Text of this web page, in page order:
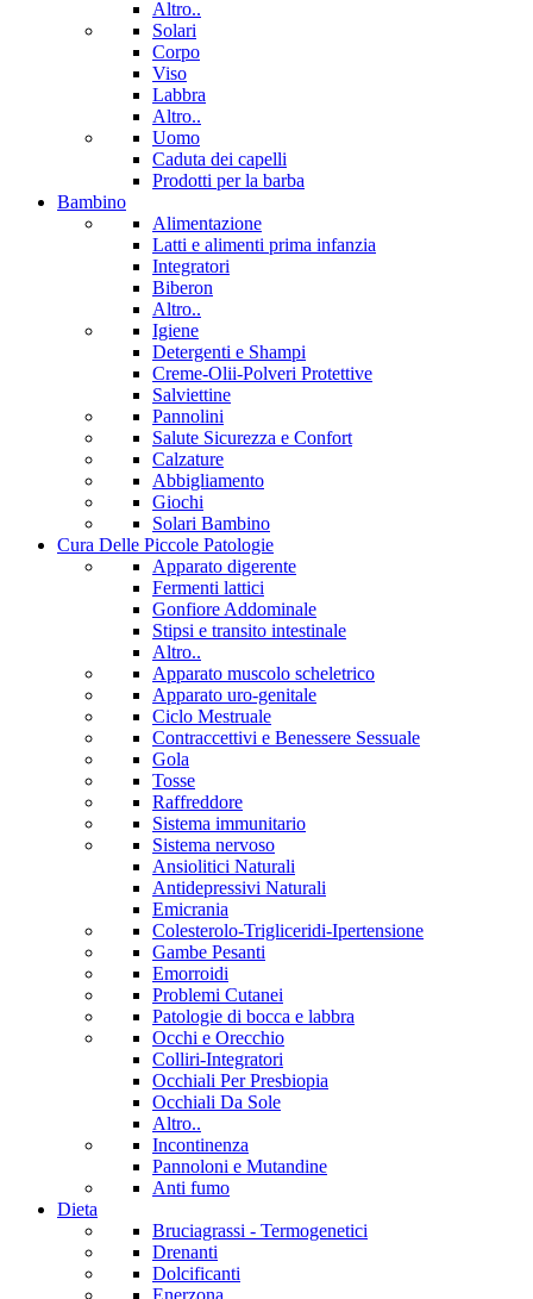
Altro..
Solari
Corpo
Viso
Labbra
Altro..
Uomo
Caduta dei capelli
Prodotti per la barba
Bambino
Alimentazione
Latti e alimenti prima infanzia
Integratori
Biberon
Altro..
Igiene
Detergenti e Shampi
Creme-Olii-Polveri Protettive
Salviettine
Pannolini
Salute Sicurezza e Confort
Calzature
Abbigliamento
Giochi
Solari Bambino
Cura Delle Piccole Patologie
Apparato digerente
Fermenti lattici
Gonfiore Addominale
Stipsi e transito intestinale
Altro..
Apparato muscolo scheletrico
Apparato uro-genitale
Ciclo Mestruale
Contraccettivi e Benessere Sessuale
Gola
Tosse
Raffreddore
Sistema immunitario
Sistema nervoso
Ansiolitici Naturali
Antidepressivi Naturali
Emicrania
Colesterolo-Trigliceridi-Ipertensione
Gambe Pesanti
Emorroidi
Problemi Cutanei
Patologie di bocca e labbra
Occhi e Orecchio
Colliri-Integratori
Occhiali Per Presbiopia
Occhiali Da Sole
Altro..
Incontinenza
Pannoloni e Mutandine
Anti fumo
Dieta
Bruciagrassi - Termogenetici
Drenanti
Dolcificanti
Enerzona